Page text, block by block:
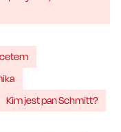
Kim jest pan Schmitt?